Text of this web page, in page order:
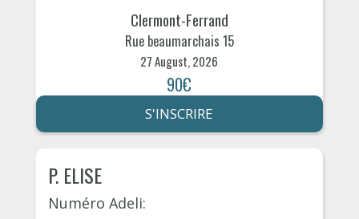
Clermont-Ferrand
Rue beaumarchais 15
27 August, 2026
90€
S'INSCRIRE
P. ELISE
Numéro Adeli: